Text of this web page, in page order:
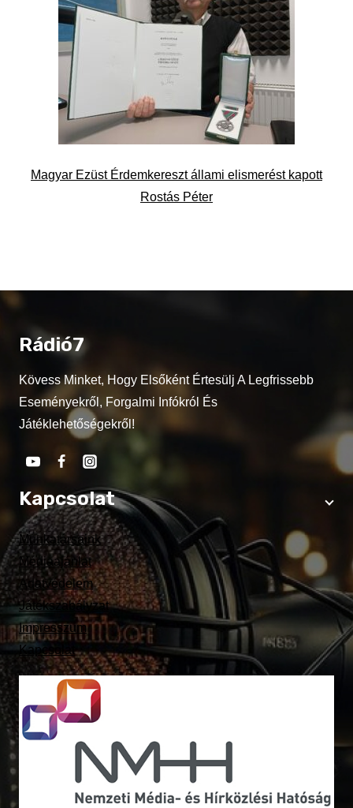
Magyar Ezüst Érdemkereszt állami elismerést kapott
Rostás Péter
Rádió7
Kövess Minket, Hogy Elsőként Értesülj A Legfrissebb
Eseményekről, Forgalmi Infókról És
Játéklehetőségekről!
Kapcsolat
Munkatársaink
Médiaajánlat
Adatvédelem
Játékszabályzat
Impresszum
Kapcsolat